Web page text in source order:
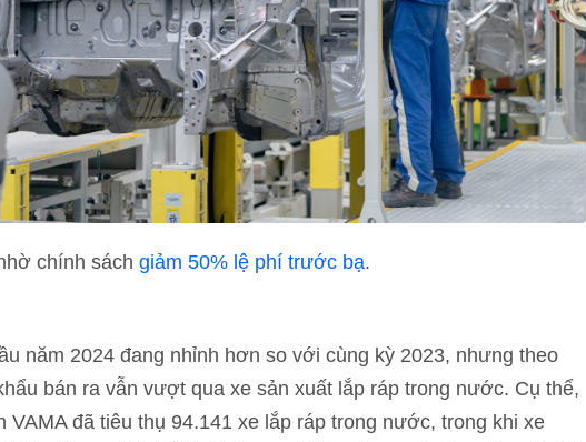
chính sách giảm 50% lệ phí trước bạ.
năm 2024 đang nhỉnh hơn so với cùng kỳ 2023, nhưng theo
bán ra vẫn vượt qua xe sản xuất lắp ráp trong nước. Cụ thể,
VAMA đã tiêu thụ 94.141 xe lắp ráp trong nước, trong khi xe